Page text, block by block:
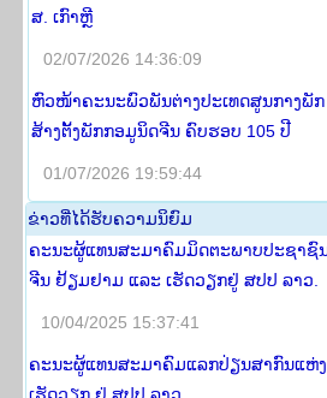
ສ. ເກົາຫຼີ
02/07/2026 14:36:09
ຫົວໜ້າຄະນະພົວພັນຕ່າງປະເທດສູນກາງພັ
ສ້າງຕັ້ງພັກກອມູນິດຈີນ ຄົບຮອບ 105 ປີ
01/07/2026 19:59:44
​ຂ່າວ​ທີ່​ໄດ້​ຮັບ​ຄວາມ​ນິ​ຍົມ
ຄະນະຜູ້ແທນສະມາຄົມມິດຕະພາບປະຊາຊົ
ຈີນ ຢ້ຽມຢາມ ແລະ ເຮັດວຽກຢູ່ ສປປ ລາວ.
10/04/2025 15:37:41
ຄະນະຜູ້ແທນສະມາຄົມແລກປ່ຽນສາກົນແຫ່